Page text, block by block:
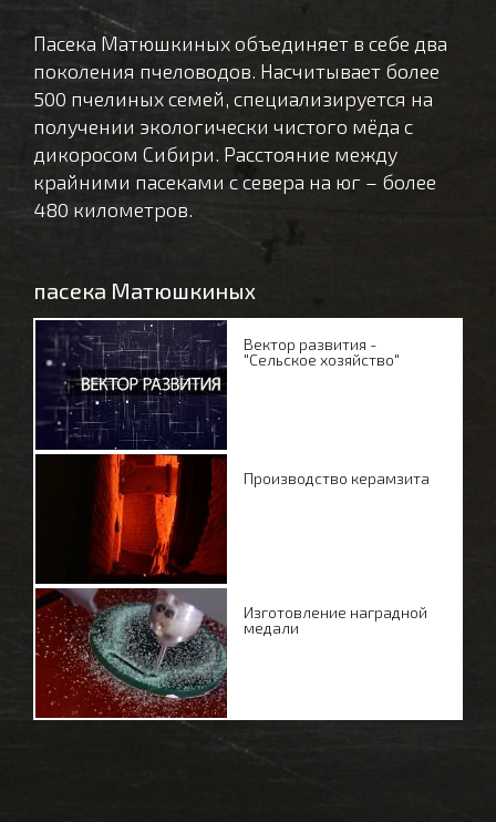
Пасека Матюшкиных объединяет в себе два
поколения пчеловодов. Насчитывает более
500 пчелиных семей, специализируется на
получении экологически чистого мёда с
дикоросом Сибири. Расстояние между
крайними пасеками с севера на юг – более
480 километров.
пасека Матюшкиных
Вектор развития -
"Сельское хозяйство"
Производство керамзита
Изготовление наградной
медали